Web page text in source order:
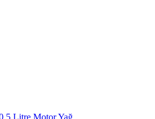
5 Litre Motor Yağ